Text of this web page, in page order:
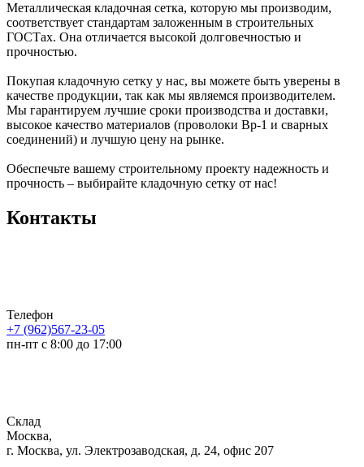
Металлическая кладочная сетка, которую мы производим,
соответствует стандартам заложенным в строительных
ГОСТах. Она отличается высокой долговечностью и
прочностью.
Покупая кладочную сетку у нас, вы можете быть уверены в
качестве продукции, так как мы являемся производителем.
Мы гарантируем лучшие сроки производства и доставки,
высокое качество материалов (проволоки Вр-1 и сварных
соединений) и лучшую цену на рынке.
Обеспечьте вашему строительному проекту надежность и
прочность – выбирайте кладочную сетку от нас!
Контакты
Телефон
+7 (962)567-23-05
пн-пт с 8:00 до 17:00
Склад
Москва,
г. Москва, ул. Электрозаводская, д. 24, офис 207